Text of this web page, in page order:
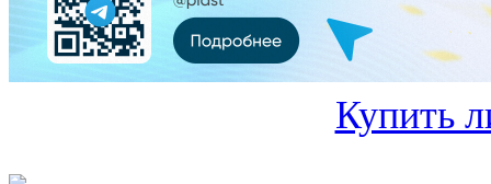
Купить